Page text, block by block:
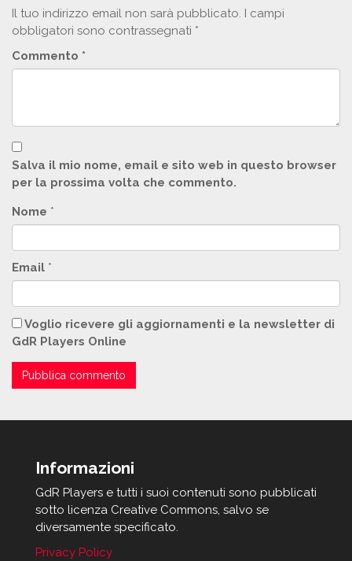
Il tuo indirizzo email non sarà pubblicato. I campi
obbligatori sono contrassegnati *
Commento *
Salva il mio nome, email e sito web in questo browser
per la prossima volta che commento.
Nome *
Email *
Voglio ricevere gli aggiornamenti e la newsletter di
GdR Players Online
Informazioni
GdR Players e tutti i suoi contenuti sono pubblicati
sotto licenza Creative Commons, salvo se
diversamente specificato.
Privacy Policy